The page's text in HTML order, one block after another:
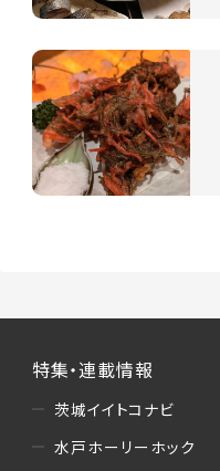
特集・連載情報
茨城イイトコナビ
水戸ホーリーホック